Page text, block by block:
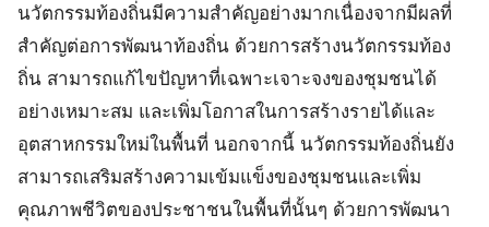
นวัตกรรมท้องถิ่นมีความสำคัญอย่างมากเนื่องจากมีผลที่
สำคัญต่อการพัฒนาท้องถิ่น ด้วยการสร้างนวัตกรรมท้อง
ถิ่น สามารถแก้ไขปัญหาที่เฉพาะเจาะจงของชุมชนได้
อย่างเหมาะสม และเพิ่มโอกาสในการสร้างรายได้และ
อุตสาหกรรมใหม่ในพื้นที่ นอกจากนี้ นวัตกรรมท้องถิ่นยัง
สามารถเสริมสร้างความเข้มแข็งของชุมชนและเพิ่ม
คุณภาพชีวิตของประชาชนในพื้นที่นั้นๆ ด้วยการพัฒนา